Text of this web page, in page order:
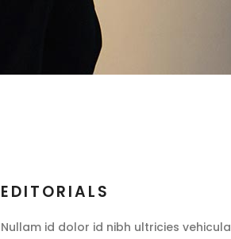
EDITORIALS
Nullam id dolor id nibh ultricies vehicula